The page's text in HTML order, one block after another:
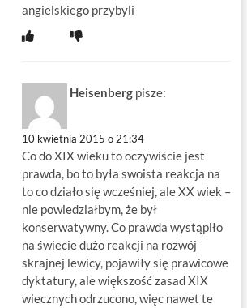
angielskiego przybyli
Heisenberg pisze:
10 kwietnia 2015 o 21:34
Co do XIX wieku to oczywiście jest
prawda, bo to była swoista reakcja na
to co działo się wcześniej, ale XX wiek –
nie powiedziałbym, że był
konserwatywny. Co prawda wystąpiło
na świecie dużo reakcji na rozwój
skrajnej lewicy, pojawiły się prawicowe
dyktatury, ale większość zasad XIX
wiecznych odrzucono, więc nawet te